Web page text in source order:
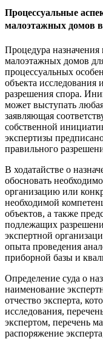
Процессуальные
малоэтажных домов в
Процедура
малоэтажных домов
процессуальных
объекта исследования
разрешения спора.
может выступать
заявляющая
собственной
экспертизы
правильного
В ходатайстве о
обосновать
организацию или
необходимой
объектов, а также
подлежащих
экспертной
опыта проведения
приборной базы и
Определение суда о
наименование
отчество эксперта,
исследования,
экспертом, перечень
распоряжение